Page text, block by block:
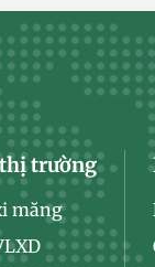
trường
măng